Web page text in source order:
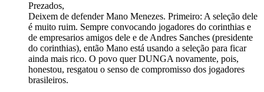
Prezados,
Deixem de defender Mano Menezes. Primeiro: A seleção dele
é muito ruim. Sempre convocando jogadores do corinthias e
de empresarios amigos dele e de Andres Sanches (presidente
do corinthias), então Mano está usando a seleção para ficar
ainda mais rico. O povo quer DUNGA novamente, pois,
honestou, resgatou o senso de compromisso dos jogadores
brasileiros.